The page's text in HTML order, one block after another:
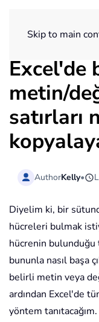
Skip to main
Excel'de
metin/
satırları
AuthorKelly•
Diyelim ki, bir
hücreleri bulmak
hücrenin bulunduğu
bununla nasıl başa
belirli metin veya
ardından Excel'de
yöntem tanıtacağım.